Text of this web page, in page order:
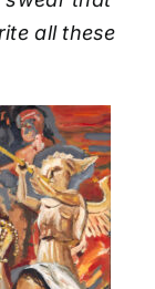
all these